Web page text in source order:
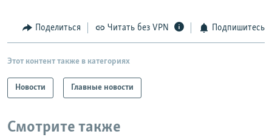
Поделиться Читать без VPN Подпишитесь
Этот контент также в категориях
Новости Главные новости
Смотрите также